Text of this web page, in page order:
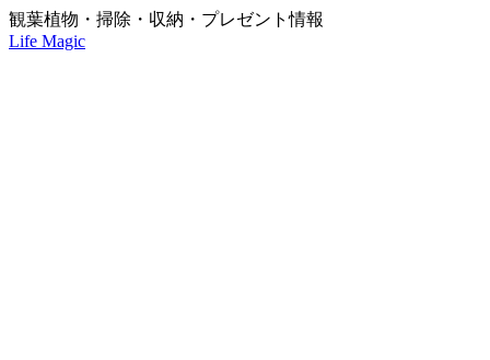
観葉植物・掃除・収納・プレゼント情報
Life Magic